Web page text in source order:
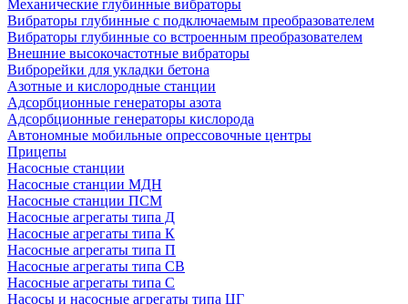
Механические глубинные вибраторы
Вибраторы глубинные с подключаемым преобразователем
Вибраторы глубинные со встроенным преобразователем
Внешние высокочастотные вибраторы
Виброрейки для укладки бетона
Азотные и кислородные станции
Адсорбционные генераторы азота
Адсорбционные генераторы кислорода
Автономные мобильные опрессовочные центры
Прицепы
Насосные станции
Насосные станции МДН
Насосные станции ПСМ
Насосные агрегаты типа Д
Насосные агрегаты типа К
Насосные агрегаты типа П
Насосные агрегаты типа СВ
Насосные агрегаты типа С
Насосы и насосные агрегаты типа ЦГ